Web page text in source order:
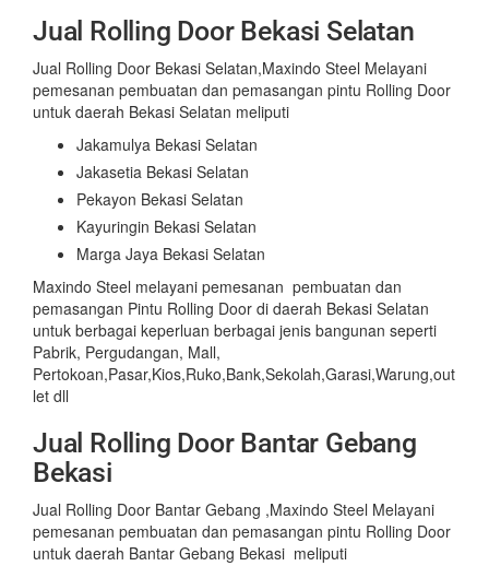
Jual Rolling Door Bekasi Selatan
Jual Rolling Door Bekasi Selatan,Maxindo Steel Melayani
pemesanan pembuatan dan pemasangan pintu Rolling Door
untuk daerah Bekasi Selatan meliputi
Jakamulya Bekasi Selatan
Jakasetia Bekasi Selatan
Pekayon Bekasi Selatan
Kayuringin Bekasi Selatan
Marga Jaya Bekasi Selatan
Maxindo Steel melayani pemesanan pembuatan dan
pemasangan Pintu Rolling Door di daerah Bekasi Selatan
untuk berbagai keperluan berbagai jenis bangunan seperti
Pabrik, Pergudangan, Mall,
Pertokoan,Pasar,Kios,Ruko,Bank,Sekolah,Garasi,Warung,out
let dll
Jual Rolling Door Bantar Gebang
Bekasi
Jual Rolling Door Bantar Gebang ,Maxindo Steel Melayani
pemesanan pembuatan dan pemasangan pintu Rolling Door
untuk daerah Bantar Gebang Bekasi meliputi